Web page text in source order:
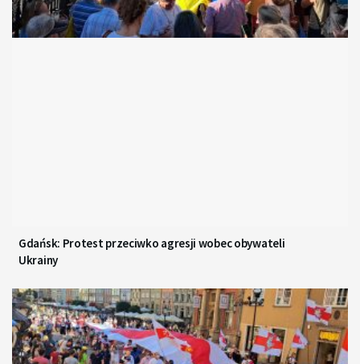
Gdańsk: Protest przeciwko agresji wobec obywateli
Ukrainy